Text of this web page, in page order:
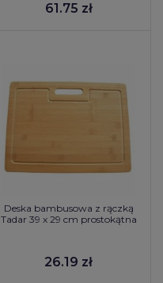
61.75 zł
Deska bambusowa z rączką
Tadar 39 x 29 cm prostokątna
26.19 zł